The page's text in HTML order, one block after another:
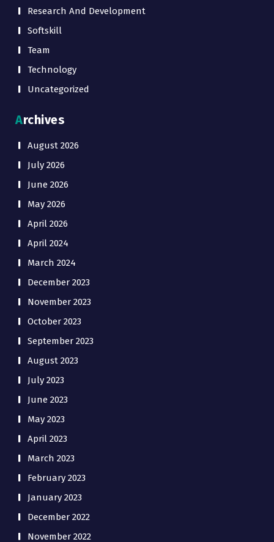
Research And Development
Softskill
Team
Technology
Uncategorized
Archives
August 2026
July 2026
June 2026
May 2026
April 2026
April 2024
March 2024
December 2023
November 2023
October 2023
September 2023
August 2023
July 2023
June 2023
May 2023
April 2023
March 2023
February 2023
January 2023
December 2022
November 2022